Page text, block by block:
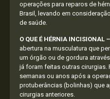
operações para reparos de
Brasil, levando em
de saúde.
O QUE É HÉRNIA INCISIONAL –
abertura na musculatura que
um órgão ou de gordura
já foram feitas outras cirurgias.
semanas ou anos após a
protuberâncias (bolinhas) que
cirurgias anteriores.